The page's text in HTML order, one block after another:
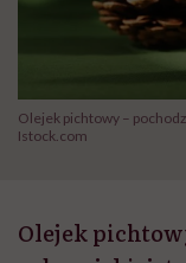
Olejek pichtowy –
Istock.com
Olejek